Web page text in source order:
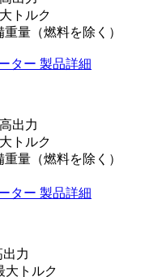
トルク
重量（燃料を除く）
ター 製品詳細
出力
トルク
重量（燃料を除く）
ター 製品詳細
力
大トルク